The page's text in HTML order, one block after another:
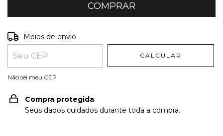
Entregas para o CEP:
Meios de envio
CALCULAR
Não sei meu CEP
Compra protegida
Seus dados cuidados durante toda a compra.